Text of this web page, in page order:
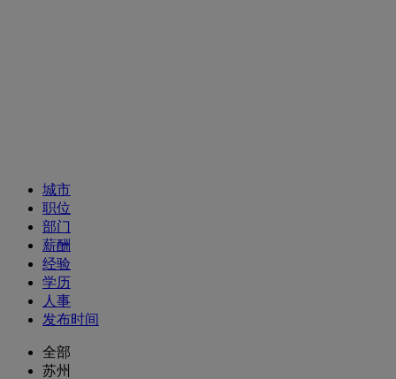
城市
职位
部门
薪酬
经验
学历
人事
发布时间
全部
苏州